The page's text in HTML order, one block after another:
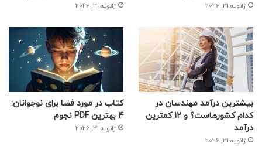
ژانویه 31, 2026 ژانویه 31, 2026
بیشترین درآمد مهندسان در
کدام کشورهاست؟ و 12 کمترین
درآمد
ژانویه 31, 2026
کتاب در مورد فضا برای نوجوانان:
4 بهترین PDF نجوم
ژانویه 31, 2026